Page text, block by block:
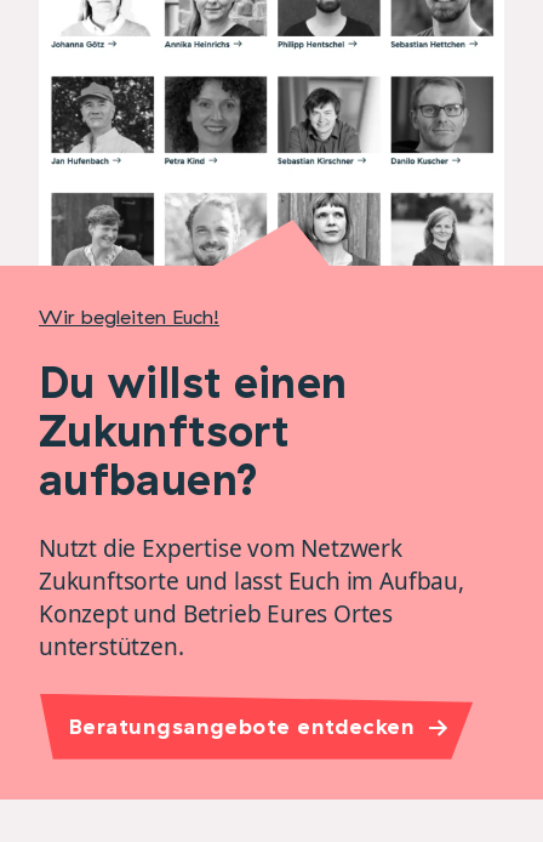
Wir begleiten Euch!
Du willst einen
Zukunftsort
aufbauen?
Nutzt die Expertise vom Netzwerk
Zukunftsorte und lasst Euch im Aufbau,
Konzept und Betrieb Eures Ortes
unterstützen.
Beratungsangebote entdecken